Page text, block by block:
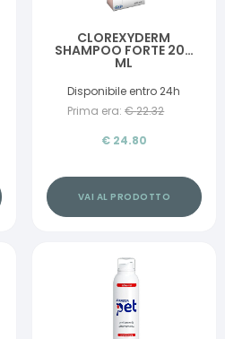
CLOREXYDERM
SHAMPOO FORTE 200
ML
Disponibile entro 24h
Prima era: €22.32
€ 24.80
VAI AL PRODOTTO